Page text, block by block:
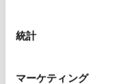
統計
マーケティング
数々の紙製品